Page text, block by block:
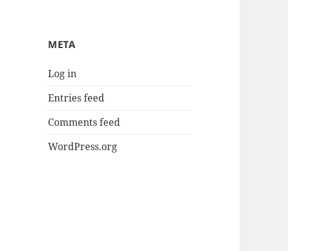
META
Log in
Entries feed
Comments feed
WordPress.org